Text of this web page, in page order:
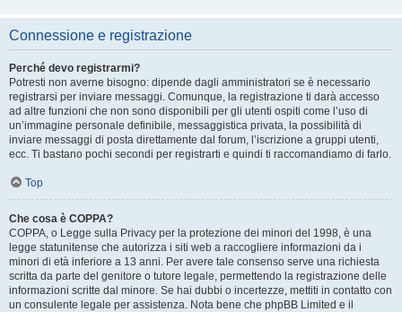
Connessione e registrazione
Perché devo registrarmi?
Potresti non averne bisogno: dipende dagli amministratori se è necessario
registrarsi per inviare messaggi. Comunque, la registrazione ti darà accesso
ad altre funzioni che non sono disponibili per gli utenti ospiti come l’uso di
un’immagine personale definibile, messaggistica privata, la possibilità di
inviare messaggi di posta direttamente dal forum, l’iscrizione a gruppi utenti,
ecc. Ti bastano pochi secondi per registrarti e quindi ti raccomandiamo di farlo.
Top
Che cosa è COPPA?
COPPA, o Legge sulla Privacy per la protezione dei minori del 1998, è una
legge statunitense che autorizza i siti web a raccogliere informazioni da i
minori di età inferiore a 13 anni. Per avere tale consenso serve una richiesta
scritta da parte del genitore o tutore legale, permettendo la registrazione delle
informazioni scritte dal minore. Se hai dubbi o incertezze, mettiti in contatto con
un consulente legale per assistenza. Nota bene che phpBB Limited e il